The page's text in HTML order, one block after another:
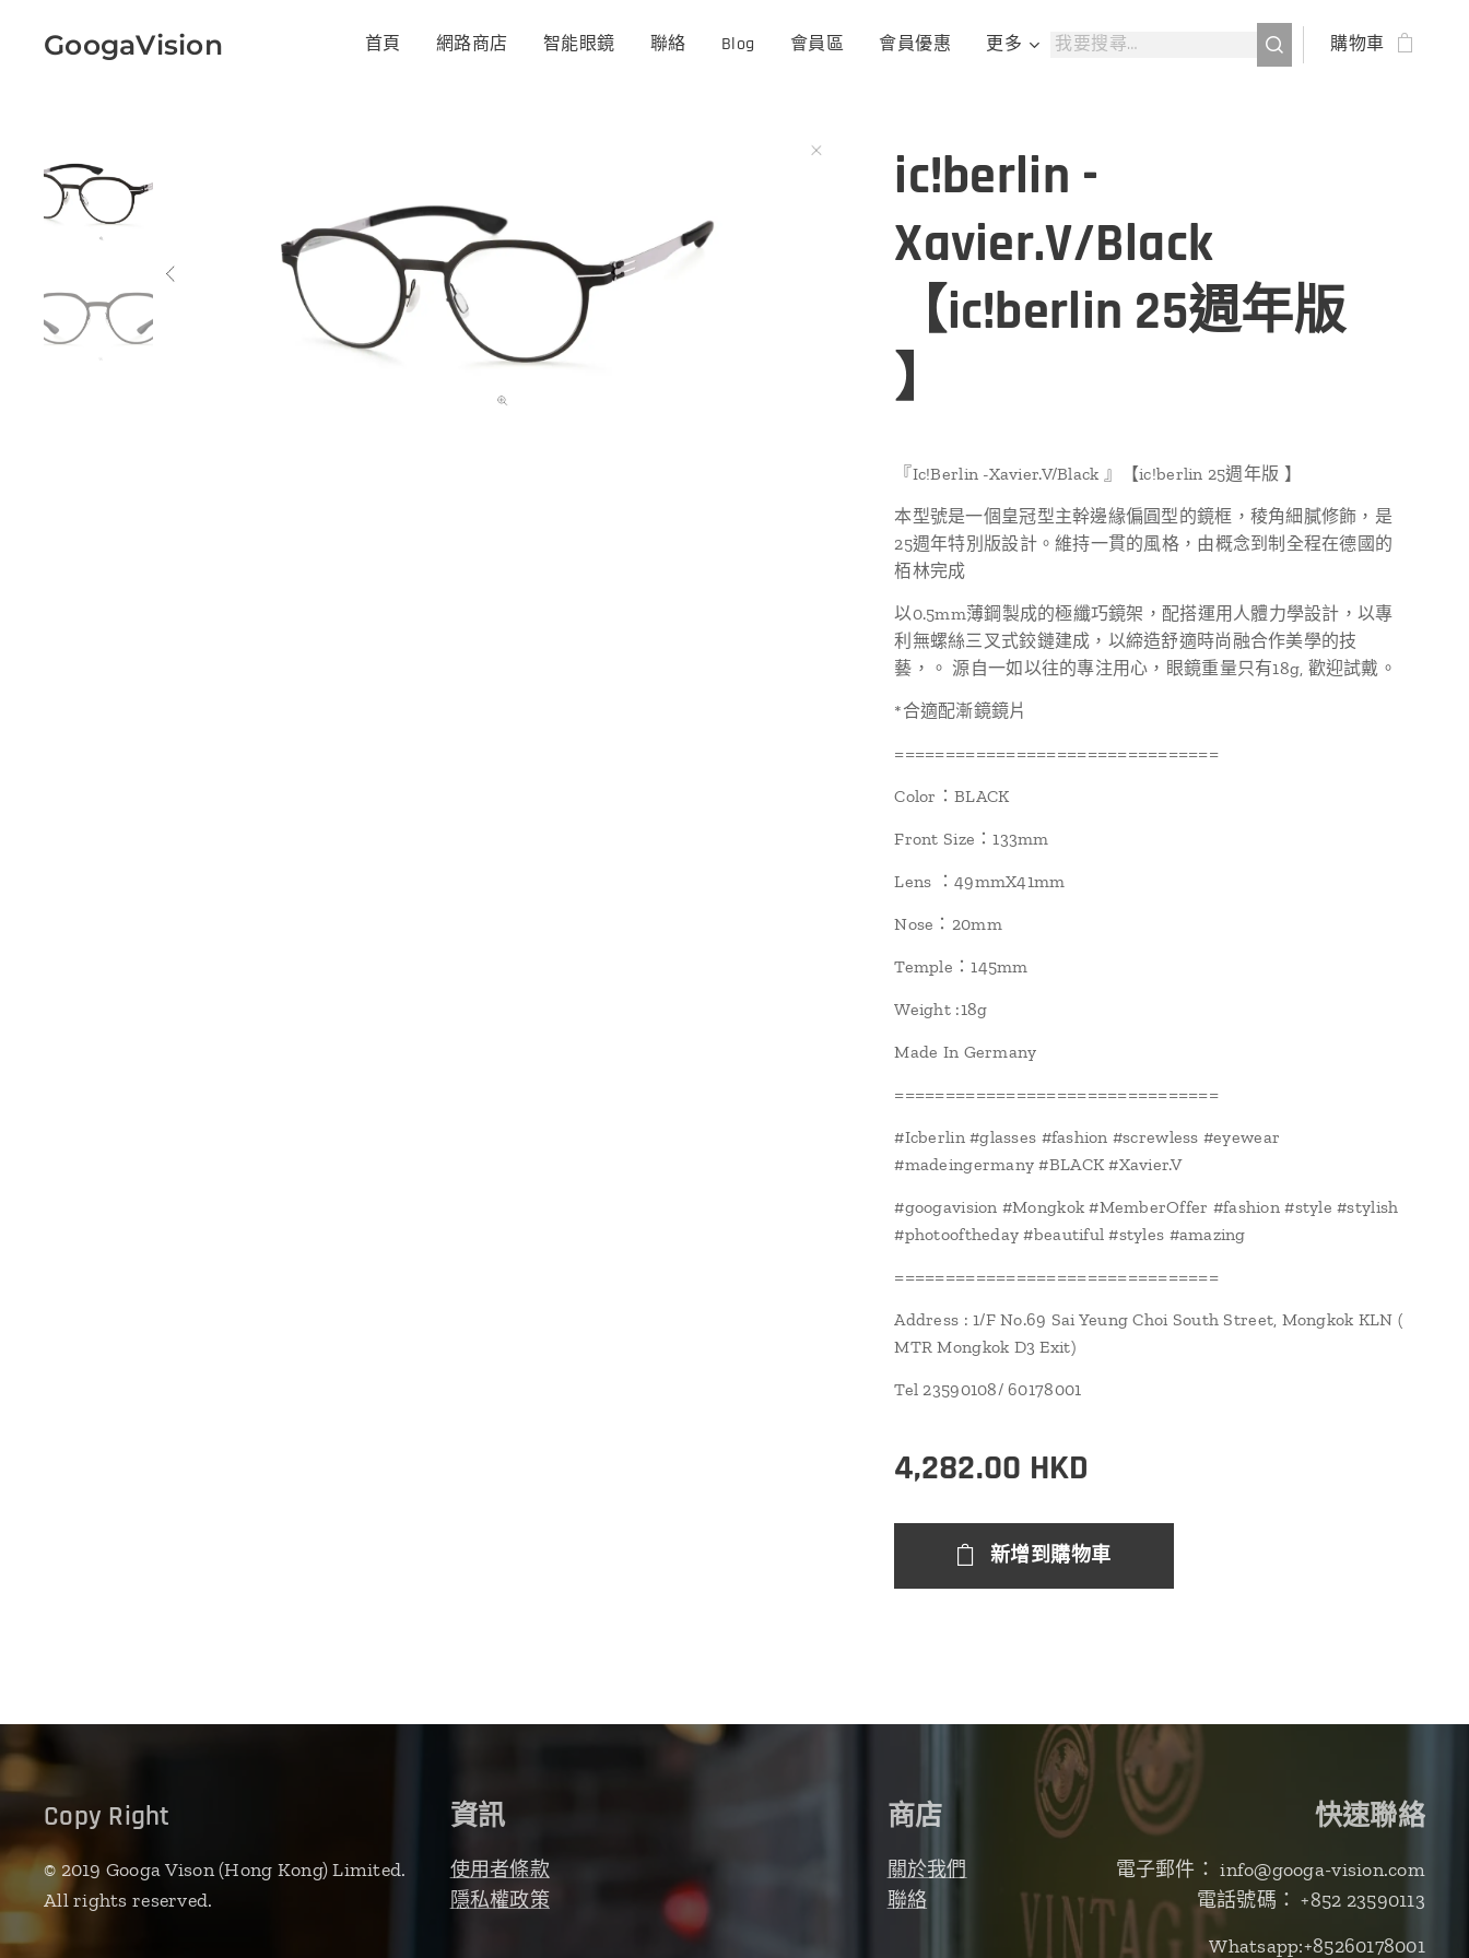
GoogaVision 首頁 網路商店 智能眼鏡 聯絡 Blog 會員區 會員優惠 更多 購物車
ic!berlin -
Xavier.V/Black
【ic!berlin 25週年版
】
『Ic!Berlin -Xavier.V/Black 』【ic!berlin 25週年版 】
本型號是一個皇冠型主幹邊緣偏圓型的鏡框，稜角細膩修飾，是
25週年特別版設計。維持一貫的風格，由概念到制全程在德國的
栢林完成
以0.5mm薄鋼製成的極纖巧鏡架，配搭運用人體力學設計，以專
利無螺絲三叉式鉸鏈建成，以締造舒適時尚融合作美學的技
藝，。 源自一如以往的專注用心，眼鏡重量只有18g, 歡迎試戴。
*合適配漸鏡鏡片
================================
Color：BLACK
Front Size：133mm
Lens ：49mmX41mm
Nose：20mm
Temple：145mm
Weight :18g
Made In Germany
================================
#Icberlin #glasses #fashion #screwless #eyewear
#madeingermany #BLACK #Xavier.V
#googavision #Mongkok #MemberOffer #fashion #style #stylish
#photooftheday #beautiful #styles #amazing
================================
Address : 1/F No.69 Sai Yeung Choi South Street, Mongkok KLN (
MTR Mongkok D3 Exit)
Tel 23590108/ 60178001
4,282.00 HKD
新增到購物車
Copy Right
© 2019 Googa Vison (Hong Kong) Limited.
All rights reserved.
資訊
使用者條款
隱私權政策
商店
關於我們
聯絡
快速聯絡
電子郵件： info@googa-vision.com
電話號碼： +852 23590113
Whatsapp:+85260178001